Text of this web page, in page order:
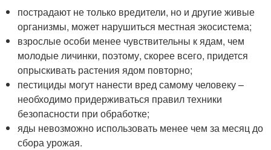
пострадают не только вредители, но и другие живые
организмы, может нарушиться местная экосистема;
взрослые особи менее чувствительны к ядам, чем
молодые личинки, поэтому, скорее всего, придется
опрыскивать растения ядом повторно;
пестициды могут нанести вред самому человеку –
необходимо придерживаться правил техники
безопасности при обработке;
яды невозможно использовать менее чем за месяц до
сбора урожая.